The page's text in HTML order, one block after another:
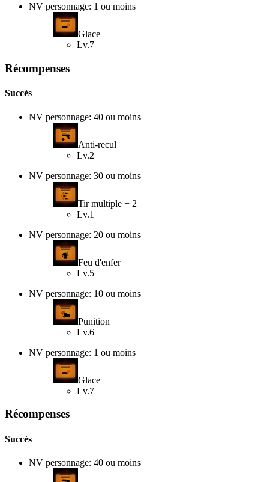
NV personnage: 1 ou moins
Glace
Lv.7
Récompenses
Succès
NV personnage: 40 ou moins
Anti-recul
Lv.2
NV personnage: 30 ou moins
Tir multiple + 2
Lv.1
NV personnage: 20 ou moins
Feu d'enfer
Lv.5
NV personnage: 10 ou moins
Punition
Lv.6
NV personnage: 1 ou moins
Glace
Lv.7
Récompenses
Succès
NV personnage: 40 ou moins